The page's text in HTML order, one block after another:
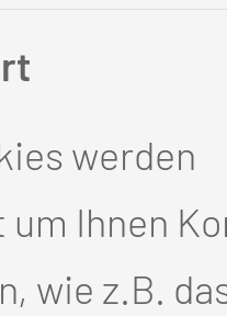
werden
um Ihnen
wie z.B.